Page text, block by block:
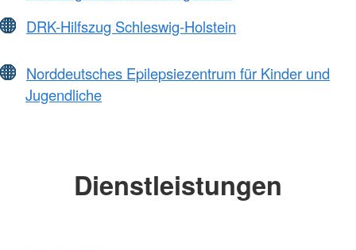
DRK-Hilfszug Schleswig-Holstein
Norddeutsches Epilepsiezentrum für Kinder und
Jugendliche
Dienstleistungen